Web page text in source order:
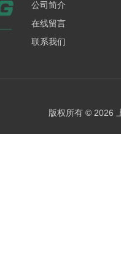
公司简介
在线留言
联系我们
版权所有 © 2026